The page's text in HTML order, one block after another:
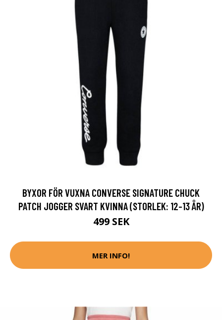
BYXOR FÖR VUXNA CONVERSE SIGNATURE CHUCK
PATCH JOGGER SVART KVINNA (STORLEK: 12-13 ÅR)
499 SEK
MER INFO!